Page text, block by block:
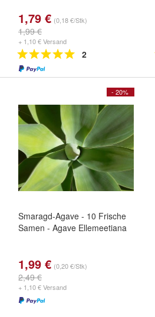
1,79 € (0,18 €/Stk)
1,99 €
+ 1,10 € Versand
2
- 20%
Smaragd-Agave - 10 Frische
Samen - Agave Ellemeetiana
1,99 € (0,20 €/Stk)
2,49 €
+ 1,10 € Versand